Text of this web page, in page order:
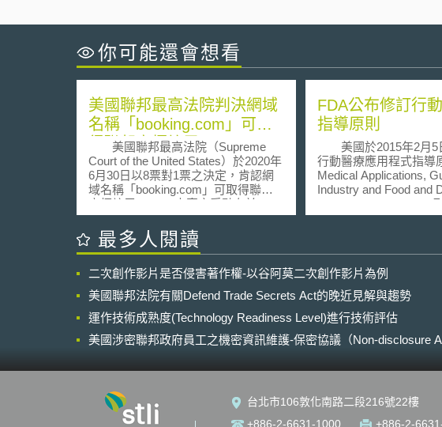
你可能還會想看
美國聯邦最高法院判決網域
名稱「booking.com」可取
得聯邦商標註冊
美國聯邦最高法院（Supreme
Court of the United States）於2020年
6月30日以8票對1票之決定，肯認網
域名稱「booking.com」可取得聯邦
商標註冊。 本案之爭點在於，
「通用名稱.com（generic.com）」
是否亦會被認定為通用名稱而無法取
得商標註冊。過去美國專利商標局
Trademark Office, USPTO）認為，
當通用名稱與通用頂級域名（如
「.com」）組合時，所得到之組合仍
會被認定具有通用性（generic），因
為僅在通用名稱中加入「.com」，如
同加入「公司」一詞，無法藉此傳達
「booking.com」而言，由於
「Booking」一詞意指旅行預訂，
「.com」一詞表示其為一個商業網
站，故消費者觀諸「booking.com」
FDA公布修訂行
指導原則
美國於2015年2月5
行動醫療應用程式指導
Medical Applications,
Industry and Food and
Administration Staff)，
2013年9月公布之版本
(Medical Device Data
Medical Image Storage
Medical Image
Devices, Guidance for
Food and Drug
範納入其中。 2015年2月9日公布
設備及醫療影像傳輸設
評估方式，針對部分醫
統、醫療影像儲存設備
最多人閱讀
二次創作影片是否侵害著作權-以谷阿莫二次創作影片為例
美國聯邦法院有關Defend Trade Secrets Act的晚近見解與趨勢
運作技術成熟度(Technology Readiness Level)進行技術評估
美國涉密聯邦政府員工之機密資訊維護-保密協議（Non-disclosure
台北市106敦化南路二段216號22樓
+886-2-6631-1000
+886-2-